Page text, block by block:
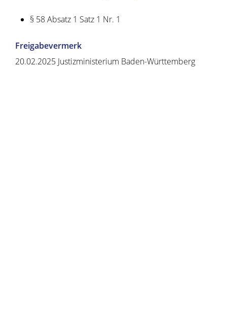
§ 58 Absatz 1 Satz 1 Nr. 1
Freigabevermerk
20.02.2025 Justizministerium Baden-Württemberg